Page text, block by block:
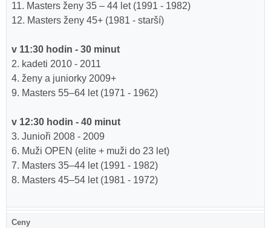
11. Masters ženy 35 – 44 let (1991 - 1982)
12. Masters ženy 45+ (1981 - starší)
v 11:30 hodin - 30 minut
2. kadeti 2010 - 2011
4. ženy a juniorky 2009+
9. Masters 55–64 let (1971 - 1962)
v 12:30 hodin - 40 minut
3. Junioři 2008 - 2009
6. Muži OPEN (elite + muži do 23 let)
7. Masters 35–44 let (1991 - 1982)
8. Masters 45–54 let (1981 - 1972)
Ceny